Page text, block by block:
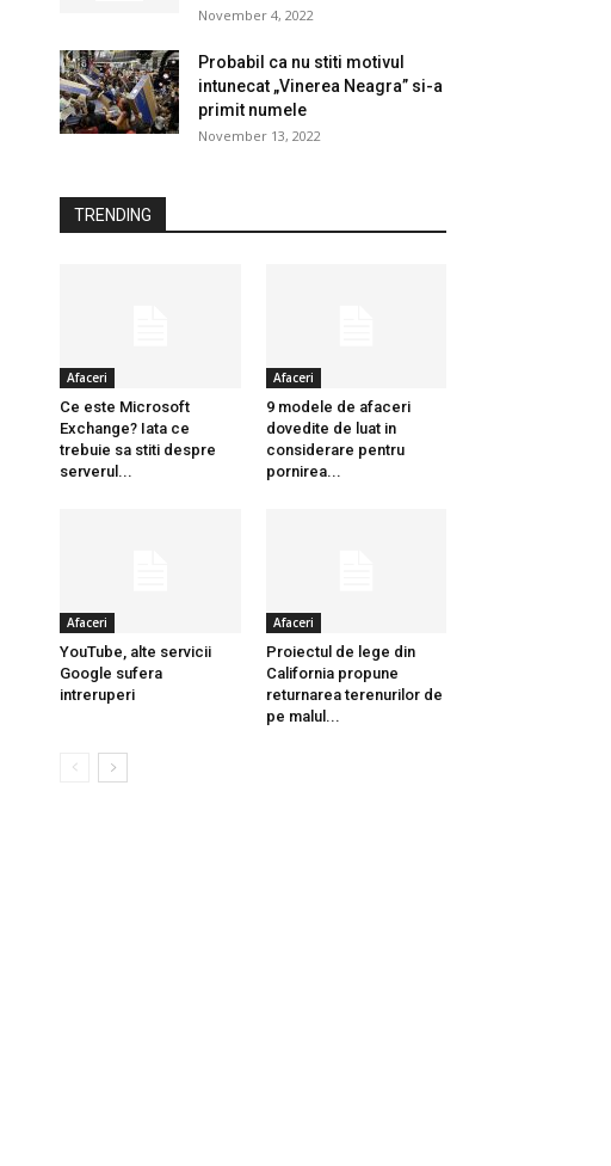
November 4, 2022
Probabil ca nu stiti motivul
intunecat „Vinerea Neagra” si-a
primit numele
November 13, 2022
TRENDING
Afaceri
Ce este Microsoft
Exchange? Iata ce
trebuie sa stiti despre
serverul...
Afaceri
9 modele de afaceri
dovedite de luat in
considerare pentru
pornirea...
Afaceri
YouTube, alte servicii
Google sufera
intreruperi
Afaceri
Proiectul de lege din
California propune
returnarea terenurilor de
pe malul...